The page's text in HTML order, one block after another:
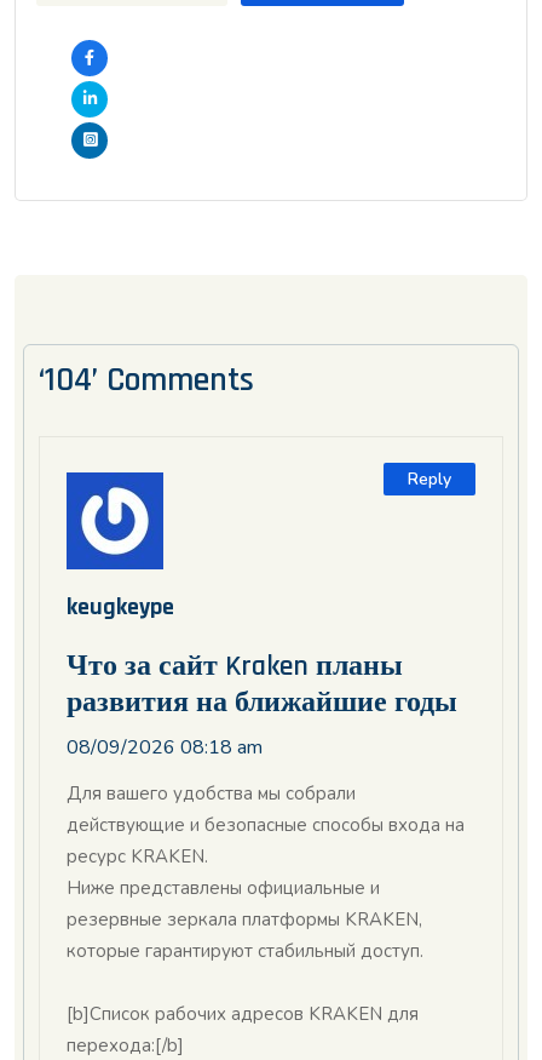
‘104’ Comments
Reply
keugkeype
Что за сайт Kraken планы
развития на ближайшие годы
08/09/2026 08:18 am
Для вашего удобства мы собрали
действующие и безопасные способы входа на
ресурс KRAKEN.
Ниже представлены официальные и
резервные зеркала платформы KRAKEN,
которые гарантируют стабильный доступ.
[b]Список рабочих адресов KRAKEN для
перехода:[/b]